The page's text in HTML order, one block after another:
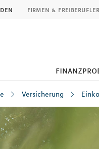
firmen & freiberufler
Versicherung